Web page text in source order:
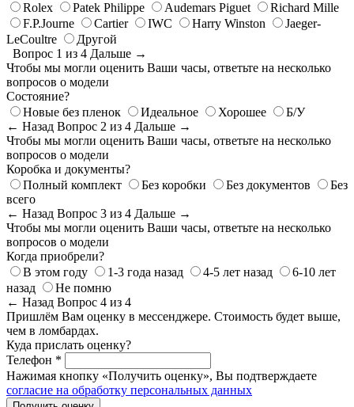
Rolex
Patek Philippe Audemars Piguet
Richard Mille
F.P.Journe
Cartier IWC Harry Winston
Jaeger-
LeCoultre
Другой
Вопрос 1 из 4 Дальше →
Чтобы мы могли оценить Ваши часы, ответьте на несколько
вопросов о модели
Состояние?
Новые без пленок
Идеальное Хорошее
Б/У
← Назад Вопрос 2 из 4 Дальше →
Чтобы мы могли оценить Ваши часы, ответьте на несколько
вопросов о модели
Коробка и документы?
Полный комплект
Без коробки Без документов
Без
всего
← Назад Вопрос 3 из 4 Дальше →
Чтобы мы могли оценить Ваши часы, ответьте на несколько
вопросов о модели
Когда приобрели?
В этом году
1-3 года назад 4-5 лет назад
6-10 лет
назад
Не помню
← Назад Вопрос 4 из 4
Пришлём Вам оценку в мессенджере. Стоимость будет выше,
чем в ломбардах.
Куда прислать оценку?
Телефон *
Нажимая кнопку «Получить оценку», Вы подтверждаете
согласие на обработку персональных данных